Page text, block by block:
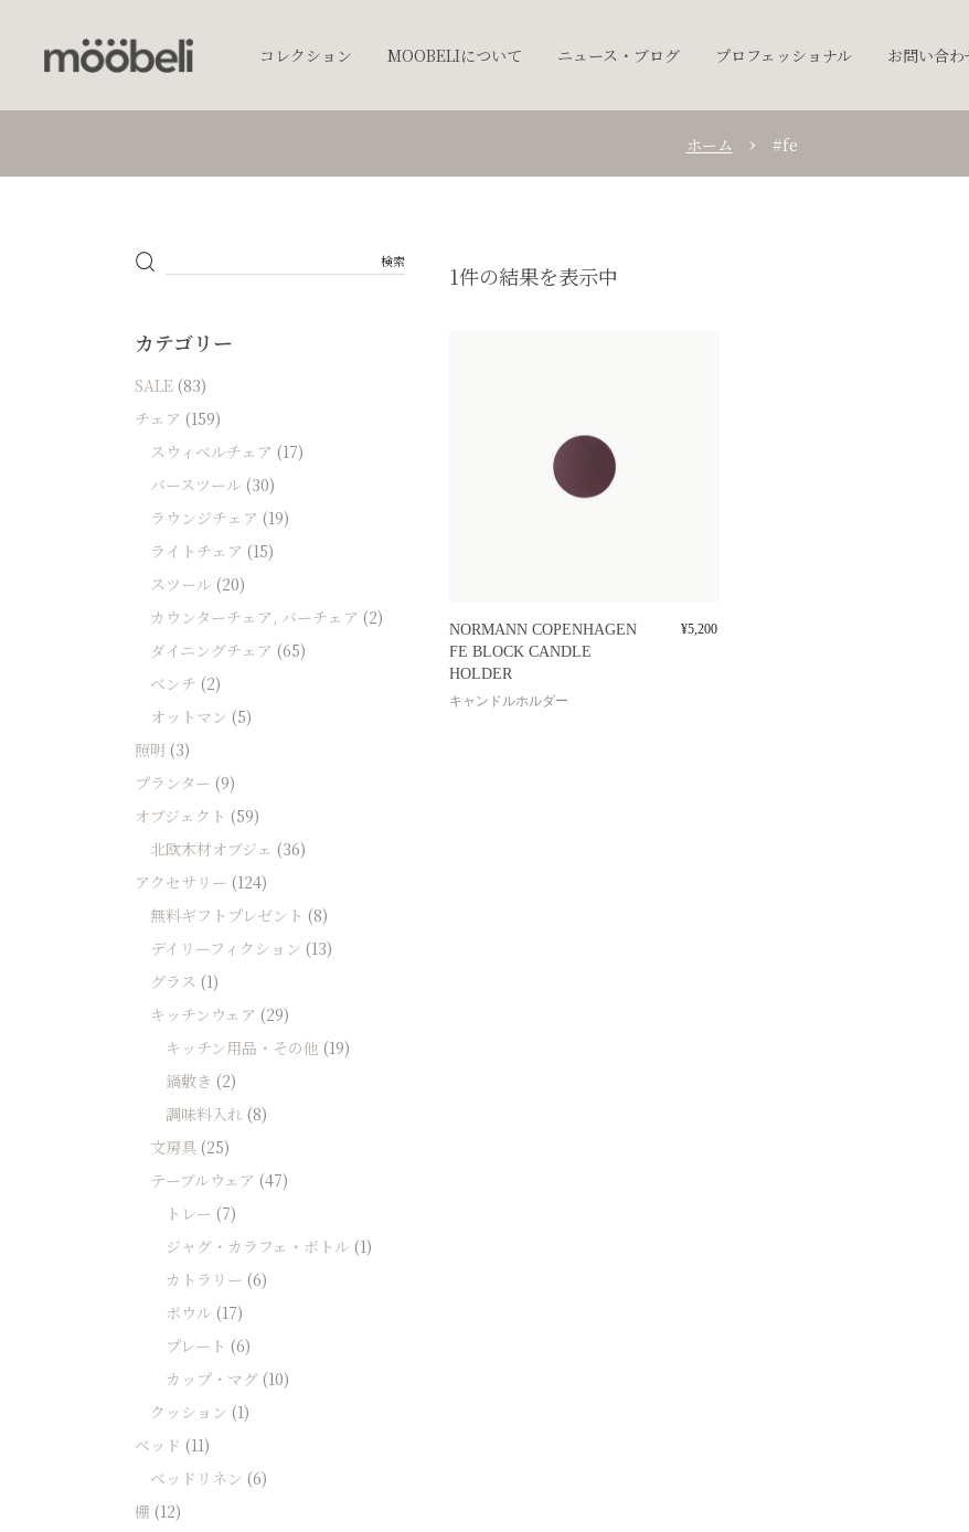
コレクション
キッチンウェア
テーブル
ソファー
ビーズクッション
ソファ
デスク
MOOBELIについて ニュース・ブログ プロフェッショナル お問い合わ
ホーム #fe
1件の結果を表示中
NORMANN COPENHAGEN
FE BLOCK CANDLE
HOLDER
キャンドルホルダー
¥5,200
カテゴリー
SALE (83)
チェア (159)
スウィベルチェア (17)
バースツール (30)
ラウンジチェア (19)
ライトチェア (15)
スツール (20)
カウンターチェア, バーチェア (2)
ダイニングチェア (65)
ベンチ (2)
オットマン (5)
照明 (3)
プランター (9)
オブジェクト (59)
北欧木材オブジェ (36)
アクセサリー (124)
無料ギフトプレゼント (8)
デイリーフィクション (13)
グラス (1)
キッチンウェア (29)
キッチン用品・その他 (19)
鍋敷き (2)
調味料入れ (8)
文房具 (25)
テーブルウェア (47)
トレー (7)
ジャグ・カラフェ・ボトル (1)
カトラリー (6)
ボウル (17)
プレート (6)
カップ・マグ (10)
クッション (1)
ベッド (11)
ベッドリネン (6)
棚 (12)